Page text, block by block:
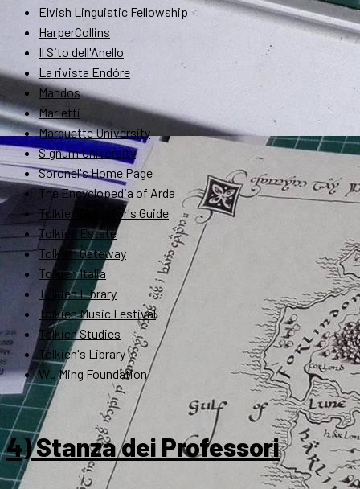
Elvish Linguistic Fellowship
HarperCollins
Il Sito dell'Anello
La rivista Endóre
Mandos
Marietti
Marquette University
Signum University
Soronel's Home Page
The Encyclopedia of Arda
Tolkien Collector's Guide
Tolkien Estate
Tolkien Gateway
Tolkien Italia
Tolkien Library
Tolkien Music Festival
Tolkien Studies
Tolkien's Library
Wu Ming Foundation
4) Stanza dei Professori